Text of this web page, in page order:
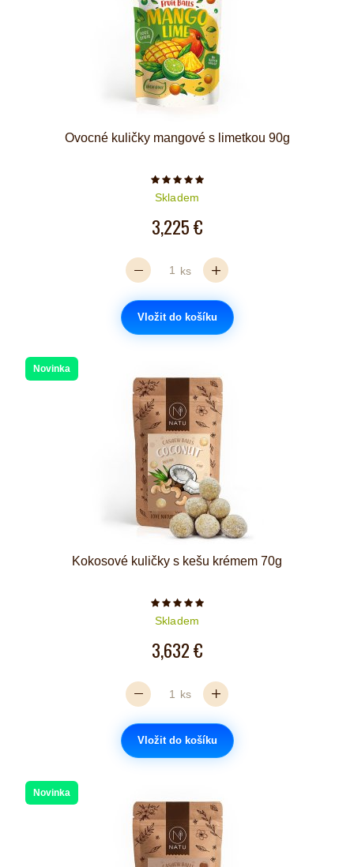
Ovocné kuličky mangové s limetkou 90g
Počet hvězdiček je 5 z 5
Skladem
3,225 €
ks
Vložit do košíku
Novinka
Kokosové kuličky s kešu krémem 70g
Počet hvězdiček je 5 z 5
Skladem
3,632 €
ks
Vložit do košíku
Novinka